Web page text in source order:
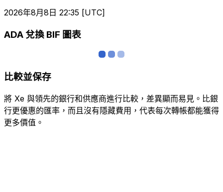
2026年8月8日 22:35 [UTC]
ADA 兌換 BIF 圖表
比較並保存
將 Xe 與領先的銀行和供應商進行比較，差異顯而易見。比銀
行更優惠的匯率，而且沒有隱藏費用，代表每次轉帳都能獲得
更多價值。